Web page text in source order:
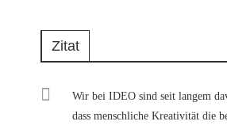
Zitat
Wir bei IDEO sind seit langem
dass menschliche Kreativität die